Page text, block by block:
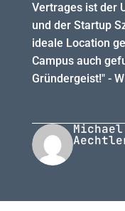
Vertrages ist der
und der Startup
ideale Location
Campus auch
Gründergeist!" -
Michael